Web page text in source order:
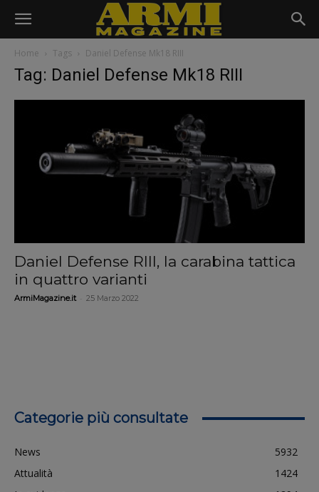
Home Tags Daniel Defense Mk18 RIII
Tag: Daniel Defense Mk18 RIII
Daniel Defense RIII, la carabina tattica
in quattro varianti
ArmiMagazine.it 25 Marzo 2022
Categorie più consultate
News
5932
Attualità
1424